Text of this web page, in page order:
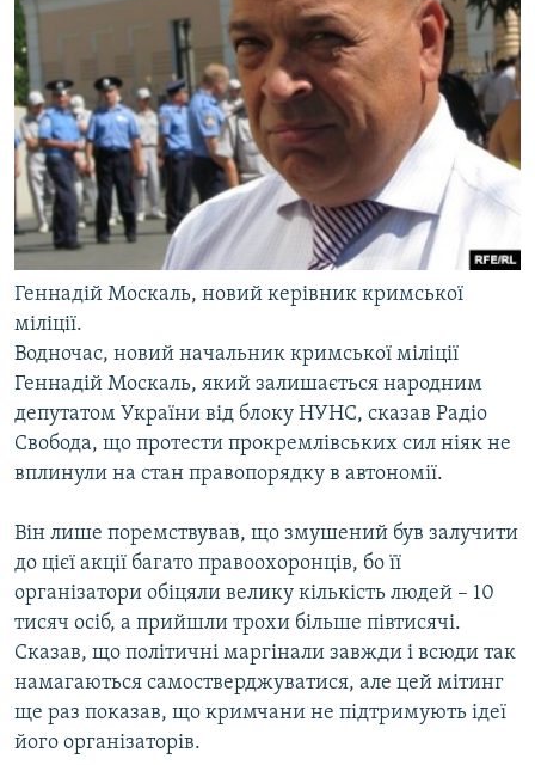
Геннадій Москаль, новий керівник кримської
міліції.
Водночас, новий начальник кримської міліції
Геннадій Москаль, який залишається народним
депутатом України від блоку НУНС, сказав Радіо
Свобода, що протести прокремлівських сил ніяк не
вплинули на стан правопорядку в автономії.
Він лише поремствував, що змушений був залучити
до цієї акції багато правоохоронців, бо її
організатори обіцяли велику кількість людей – 10
тисяч осіб, а прийшли трохи більше півтисячі.
Сказав, що політичні маргінали завжди і всюди так
намагаються самостверджуватися, але цей мітинг
ще раз показав, що кримчани не підтримують ідеї
його організаторів.